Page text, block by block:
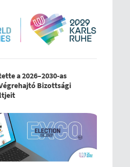
a 2026–2030-as
Bizottsági